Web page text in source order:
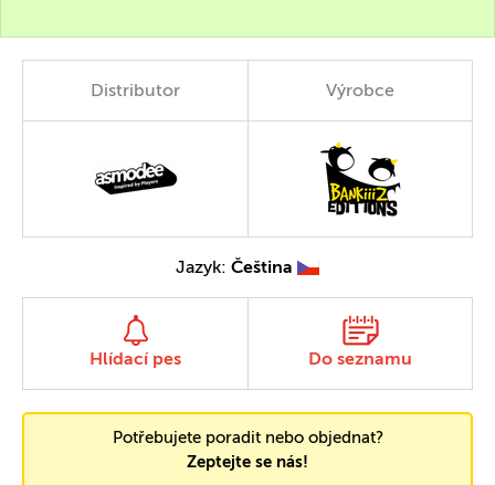
Distributor Výrobce
Jazyk: Čeština
Hlídací pes Do seznamu
Potřebujete poradit nebo objednat?
Zeptejte se nás!